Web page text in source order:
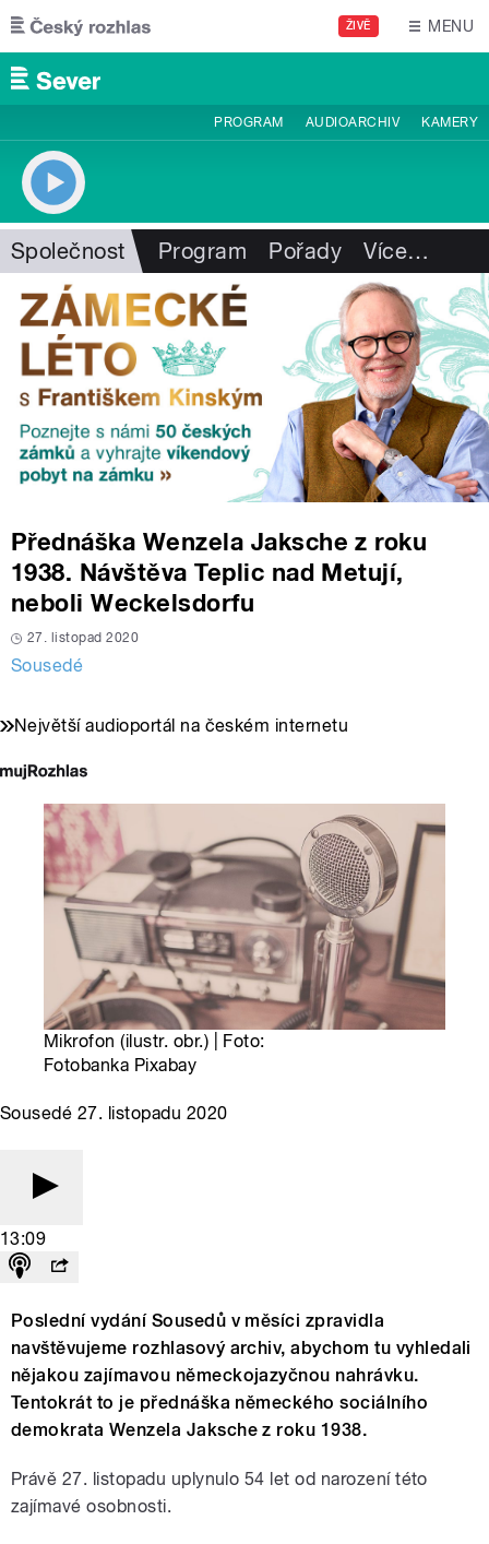
Přejít k hlavnímu obsahu
ŽIVĚ MENU
PROGRAM AUDIOARCHIV KAMERY
Společnost Program Pořady Více…
Přednáška Wenzela Jaksche z roku
1938. Návštěva Teplic nad Metují,
neboli Weckelsdorfu
27. listopad 2020
Sousedé
Největší audioportál na českém internetu
Mikrofon (ilustr. obr.) | Foto:
Fotobanka Pixabay
Sousedé 27. listopadu 2020
13:09
Poslední vydání Sousedů v měsíci zpravidla
navštěvujeme rozhlasový archiv, abychom tu vyhledali
nějakou zajímavou německojazyčnou nahrávku.
Tentokrát to je přednáška německého sociálního
demokrata Wenzela Jaksche z roku 1938.
Právě 27. listopadu uplynulo 54 let od narození této
zajímavé osobnosti.